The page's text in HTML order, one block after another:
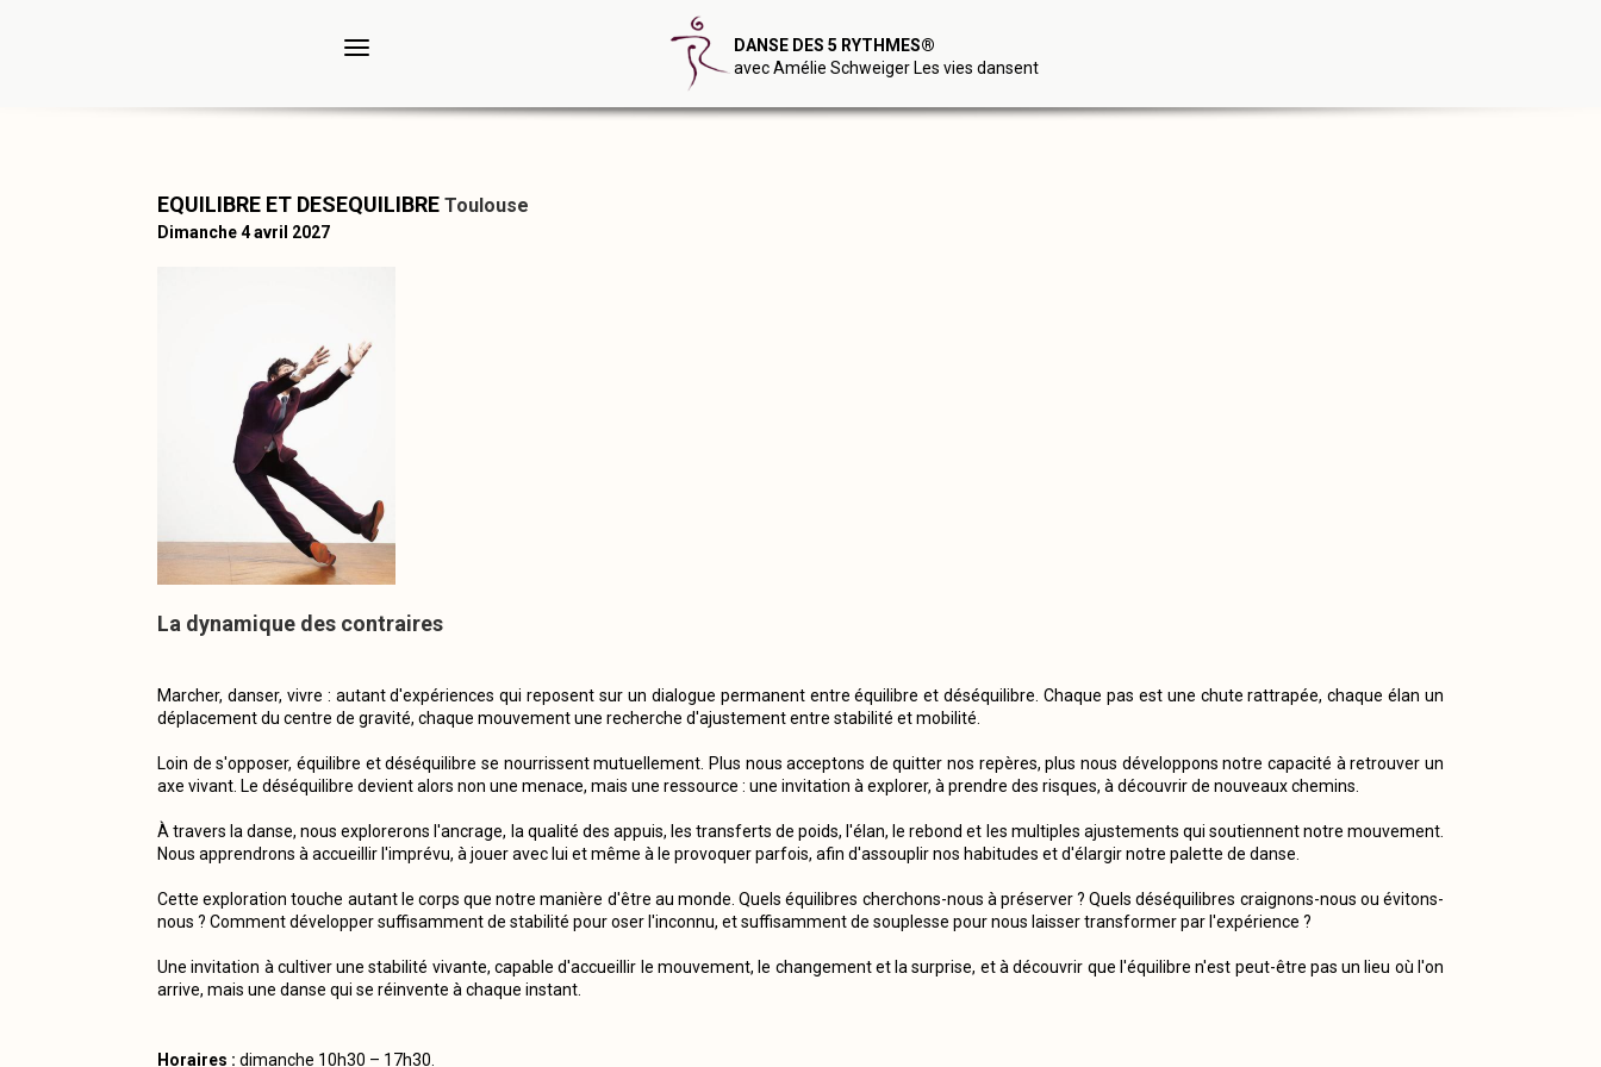
DANSE DES 5 RYTHMES®
avec Amélie Schweiger Les vies dansent
EQUILIBRE ET DESEQUILIBRE Toulouse
Dimanche 4 avril 2027
La dynamique des contraires
Marcher, danser, vivre : autant d'expériences qui reposent sur un dialogue permanent entre équilibre et déséquilibre. Chaque pas est une chute rattrapée, chaque élan un
déplacement du centre de gravité, chaque mouvement une recherche d'ajustement entre stabilité et mobilité.
Loin de s'opposer, équilibre et déséquilibre se nourrissent mutuellement. Plus nous acceptons de quitter nos repères, plus nous développons notre capacité à retrouver un
axe vivant. Le déséquilibre devient alors non une menace, mais une ressource : une invitation à explorer, à prendre des risques, à découvrir de nouveaux chemins.
À travers la danse, nous explorerons l'ancrage, la qualité des appuis, les transferts de poids, l'élan, le rebond et les multiples ajustements qui soutiennent notre mouvement.
Nous apprendrons à accueillir l'imprévu, à jouer avec lui et même à le provoquer parfois, afin d'assouplir nos habitudes et d'élargir notre palette de danse.
Cette exploration touche autant le corps que notre manière d'être au monde. Quels équilibres cherchons-nous à préserver ? Quels déséquilibres craignons-nous ou évitons-
nous ? Comment développer suffisamment de stabilité pour oser l'inconnu, et suffisamment de souplesse pour nous laisser transformer par l'expérience ?
Une invitation à cultiver une stabilité vivante, capable d'accueillir le mouvement, le changement et la surprise, et à découvrir que l'équilibre n'est peut-être pas un lieu où l'on
arrive, mais une danse qui se réinvente à chaque instant.
Horaires : dimanche 10h30 – 17h30.